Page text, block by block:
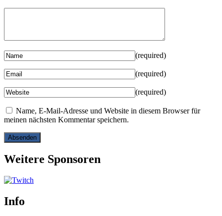
(required)
(required)
(required)
Name, E-Mail-Adresse und Website in diesem Browser für
meinen nächsten Kommentar speichern.
Weitere Sponsoren
Info